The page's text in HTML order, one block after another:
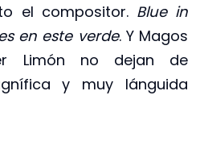
el compositor. Blue in
en este verde. Y Magos
Limón no dejan de
y muy lánguida